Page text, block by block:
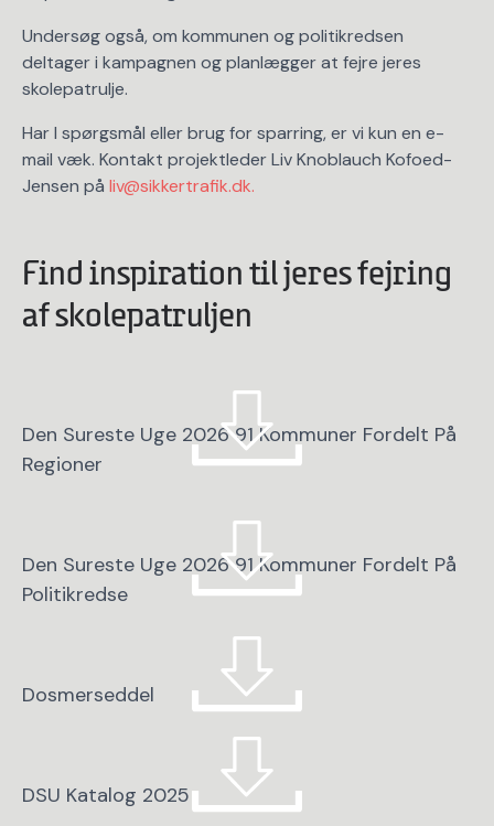
Undersøg også, om kommunen og politikredsen
deltager i kampagnen og planlægger at fejre jeres
skolepatrulje.
Har I spørgsmål eller brug for sparring, er vi kun en e-
mail væk. Kontakt projektleder Liv Knoblauch Kofoed-
Jensen på liv@sikkertrafik.dk.
Find inspiration til jeres fejring
af skolepatruljen
Den Sureste Uge 2026 91 Kommuner Fordelt På
Regioner
Den Sureste Uge 2026 91 Kommuner Fordelt På
Politikredse
Dosmerseddel
DSU Katalog 2025